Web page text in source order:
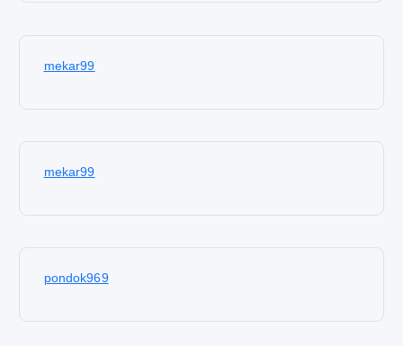
mekar99
mekar99
pondok969